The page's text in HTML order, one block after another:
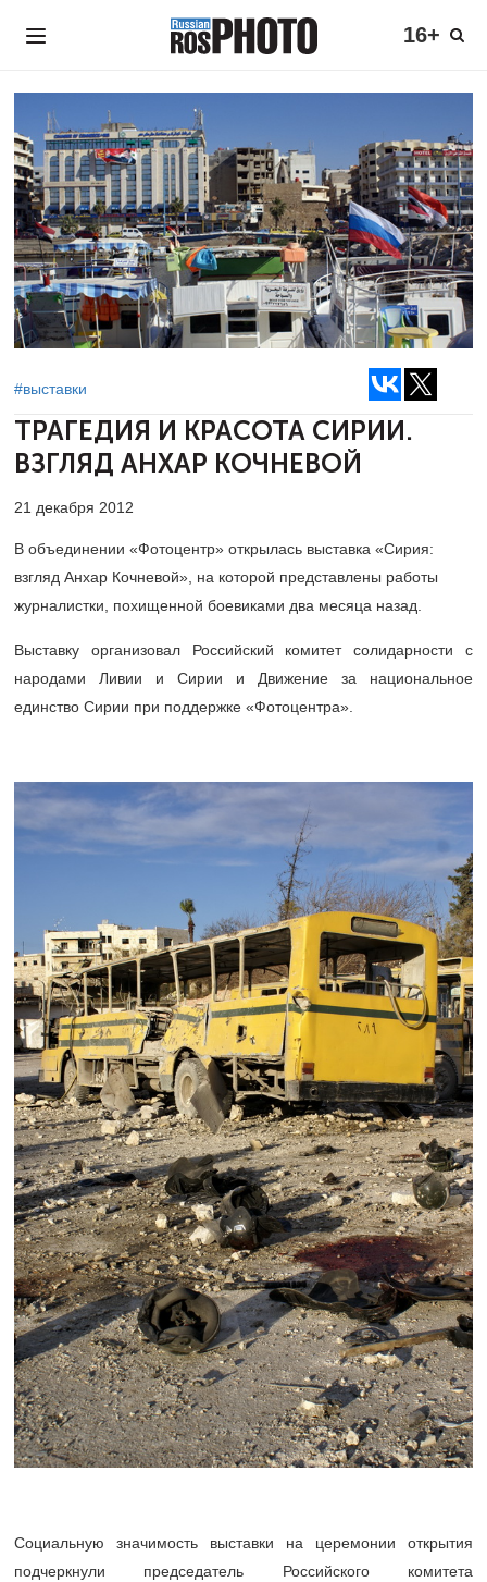
16+
#выставки
ТРАГЕДИЯ И КРАСОТА СИРИИ.
ВЗГЛЯД АНХАР КОЧНЕВОЙ
21 декабря 2012
В объединении «Фотоцентр» открылась выставка «Сирия:
взгляд Анхар Кочневой», на которой представлены работы
журналистки, похищенной боевиками два месяца назад.
Выставку организовал Российский комитет солидарности с
народами Ливии и Сирии и Движение за национальное
единство Сирии при поддержке «Фотоцентра».
Социальную значимость выставки на церемонии открытия
подчеркнули председатель Российского комитета